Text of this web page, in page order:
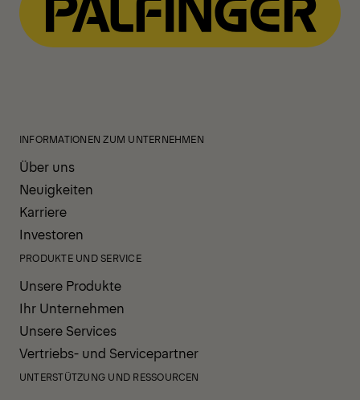
INFORMATIONEN ZUM UNTERNEHMEN
Über uns
Neuigkeiten
Karriere
Investoren
PRODUKTE UND SERVICE
Unsere Produkte
Ihr Unternehmen
Unsere Services
Vertriebs- und Servicepartner
UNTERSTÜTZUNG UND RESSOURCEN